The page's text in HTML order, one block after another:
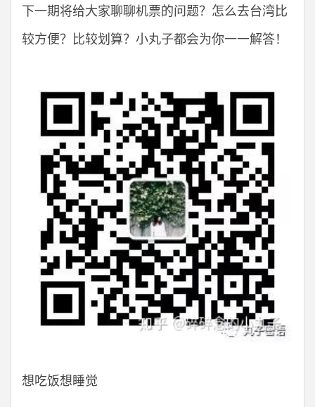
下一期将给大家聊聊机票的问题？怎么去台湾比
较方便？比较划算？小丸子都会为你一一解答！
想吃饭想睡觉